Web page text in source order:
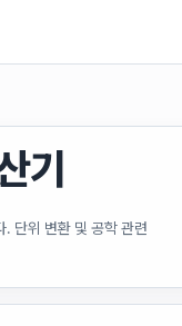
기
단위 변환 및 공학 관련